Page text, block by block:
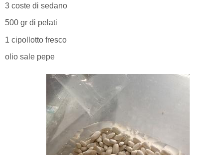
3 coste di sedano
500 gr di pelati
1 cipollotto fresco
olio sale pepe